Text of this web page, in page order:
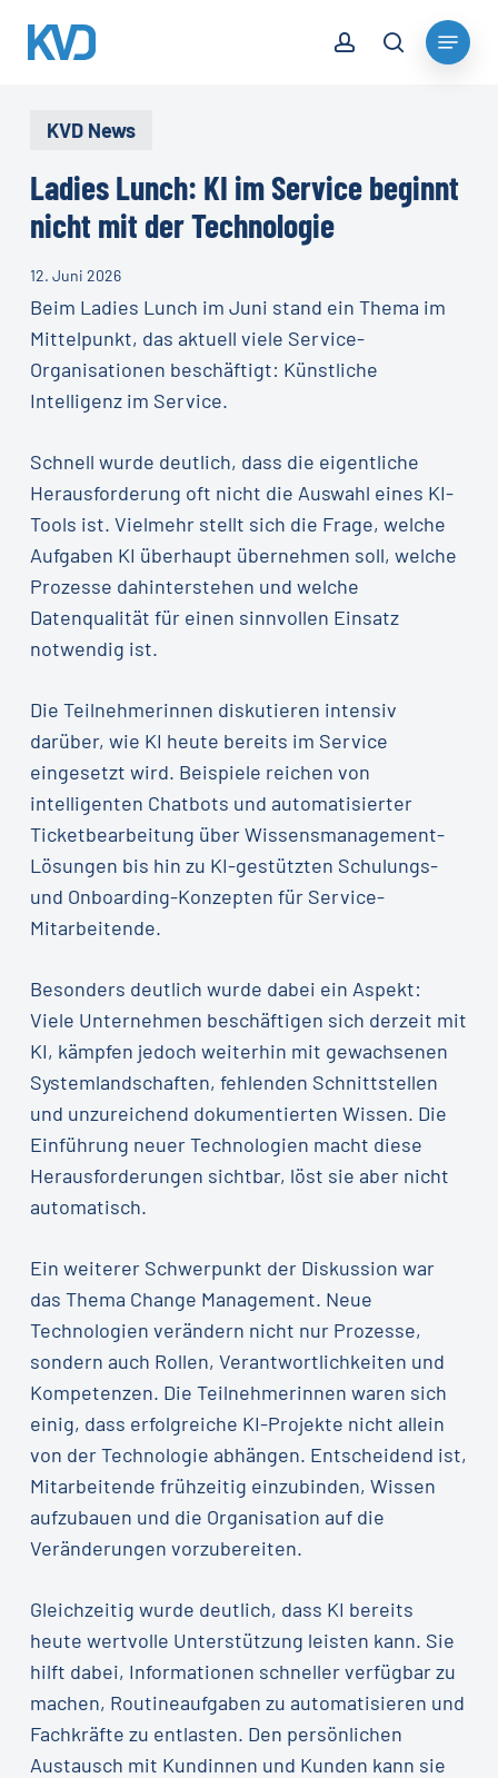
search
Menu
KVD News
Ladies Lunch: KI im Service beginnt
nicht mit der Technologie
12. Juni 2026
Beim Ladies Lunch im Juni stand ein Thema im
Mittelpunkt, das aktuell viele Service-
Organisationen beschäftigt: Künstliche
Intelligenz im Service.
Schnell wurde deutlich, dass die eigentliche
Herausforderung oft nicht die Auswahl eines KI-
Tools ist. Vielmehr stellt sich die Frage, welche
Aufgaben KI überhaupt übernehmen soll, welche
Prozesse dahinterstehen und welche
Datenqualität für einen sinnvollen Einsatz
notwendig ist.
Die Teilnehmerinnen diskutieren intensiv
darüber, wie KI heute bereits im Service
eingesetzt wird. Beispiele reichen von
intelligenten Chatbots und automatisierter
Ticketbearbeitung über Wissensmanagement-
Lösungen bis hin zu KI-gestützten Schulungs-
und Onboarding-Konzepten für Service-
Mitarbeitende.
Besonders deutlich wurde dabei ein Aspekt:
Viele Unternehmen beschäftigen sich derzeit mit
KI, kämpfen jedoch weiterhin mit gewachsenen
Systemlandschaften, fehlenden Schnittstellen
und unzureichend dokumentierten Wissen. Die
Einführung neuer Technologien macht diese
Herausforderungen sichtbar, löst sie aber nicht
automatisch.
Ein weiterer Schwerpunkt der Diskussion war
das Thema Change Management. Neue
Technologien verändern nicht nur Prozesse,
sondern auch Rollen, Verantwortlichkeiten und
Kompetenzen. Die Teilnehmerinnen waren sich
einig, dass erfolgreiche KI-Projekte nicht allein
von der Technologie abhängen. Entscheidend ist,
Mitarbeitende frühzeitig einzubinden, Wissen
aufzubauen und die Organisation auf die
Veränderungen vorzubereiten.
Gleichzeitig wurde deutlich, dass KI bereits
heute wertvolle Unterstützung leisten kann. Sie
hilft dabei, Informationen schneller verfügbar zu
machen, Routineaufgaben zu automatisieren und
Fachkräfte zu entlasten. Den persönlichen
Austausch mit Kundinnen und Kunden kann sie
Close